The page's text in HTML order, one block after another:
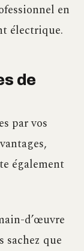
en
électrique.
de
par vos
également
d’œuvre
que